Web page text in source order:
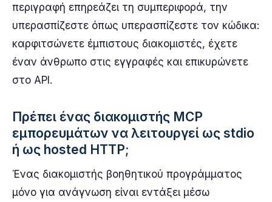
περιγραφή επηρεάζει τη συμπεριφορά, την
υπερασπίζεστε όπως υπερασπίζεστε τον κώδικα:
καρφιτσώνετε έμπιστους διακομιστές, έχετε
έναν άνθρωπο στις εγγραφές και επικυρώνετε
στο API.
Πρέπει ένας διακομιστής MCP
εμπορευμάτων να λειτουργεί ως stdio
ή ως hosted HTTP;
Ένας διακομιστής βοηθητικού προγράμματος
μόνο για ανάγνωση είναι εντάξει μέσω